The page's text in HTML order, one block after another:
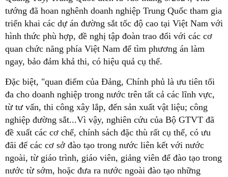
tướng đã hoan nghênh doanh nghiệp Trung Quốc tham gia
triển khai các dự án đường sắt tốc độ cao tại Việt Nam với
hình thức phù hợp, đề nghị tập đoàn trao đổi với các cơ
quan chức năng phía Việt Nam để tìm phương án làm
ngay, bảo đảm khả thi, có hiệu quả cụ thể.
Đặc biệt, "quan điểm của Đảng, Chính phủ là ưu tiên tối
đa cho doanh nghiệp trong nước trên tất cả các lĩnh vực,
từ tư vấn, thi công xây lắp, đến sản xuất vật liệu; công
nghiệp đường sắt...Vì vậy, nghiên cứu của Bộ GTVT đã
đề xuất các cơ chế, chính sách đặc thù rất cụ thể, có ưu
đãi để các cơ sở đào tạo trong nước liên kết với nước
ngoài, từ giáo trình, giáo viên, giảng viên để đào tạo trong
nước từ sớm, hoặc đưa ra nước ngoài đào tạo những